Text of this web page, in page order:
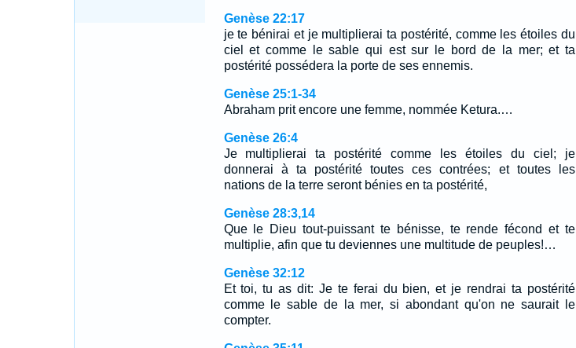
Genèse 22:17
je te bénirai et je multiplierai ta postérité, comme les étoiles du
ciel et comme le sable qui est sur le bord de la mer; et ta
postérité possédera la porte de ses ennemis.
Genèse 25:1-34
Abraham prit encore une femme, nommée Ketura.…
Genèse 26:4
Je multiplierai ta postérité comme les étoiles du ciel; je
donnerai à ta postérité toutes ces contrées; et toutes les
nations de la terre seront bénies en ta postérité,
Genèse 28:3,14
Que le Dieu tout-puissant te bénisse, te rende fécond et te
multiplie, afin que tu deviennes une multitude de peuples!…
Genèse 32:12
Et toi, tu as dit: Je te ferai du bien, et je rendrai ta postérité
comme le sable de la mer, si abondant qu'on ne saurait le
compter.